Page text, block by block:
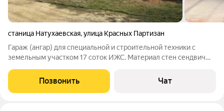
станица Натухаевская,улица Красных Партизан
Гараж (ангар) для специальной и строительной техники с
земельным участком 17 соток ИЖС. Материал стен сендвич
транспорта. Территория огорожена капитальным забором из
металлопрофиля на бетонном
Позвонить Чат